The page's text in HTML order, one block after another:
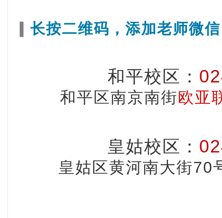
长按二维码，添加老师微信
和平校区 ：
和平区南京南街欧亚
皇姑校区 ：
皇姑区黄河南大街70